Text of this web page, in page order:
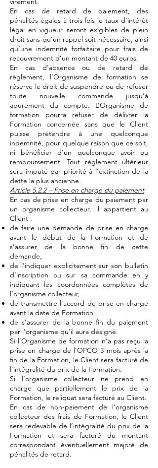
En cas de retard de paiement, des
pénalités égales à trois fois le taux d’intérêt
légal en vigueur seront exigibles de plein
droit sans qu’un rappel soit nécessaire, ainsi
qu’une indemnité forfaitaire pour frais de
recouvrement d’un montant de 40 euros.
En cas d’absence ou de retard de
règlement, l’Organisme de formation se
réserve le droit de suspendre ou de refuser
toute nouvelle commande jusqu’à
apurement du compte. L’Organisme de
formation pourra refuser de délivrer la
Formation concernée sans que le Client
puisse prétendre à une quelconque
indemnité, pour quelque raison que ce soit,
ni bénéficier d’un quelconque avoir ou
remboursement. Tout règlement ultérieur
sera imputé par priorité à l’extinction de la
dette la plus ancienne.
Article 5.2.2 – Prise en charge du paiement
En cas de prise en charge du paiement par
un organisme collecteur, il appartient au
Client :
de faire une demande de prise en charge
avant le début de la Formation et de
s’assurer de la bonne fin de cette
demande,
de l’indiquer explicitement sur son bulletin
d’inscription ou sur sa commande en y
indiquant les coordonnées complètes de
l’organisme collecteur,
de transmettre l’accord de prise en charge
avant la date de Formation,
de s’assurer de la bonne fin du paiement
par l’organisme qu’il aura désigné.
Si l’Organisme de formation n’a pas reçu la
prise en charge de l’OPCO 3 mois après la
fin de la Formation, le Client sera facturé de
l’intégralité du prix de la Formation.
Si l’organisme collecteur ne prend en
charge que partiellement le prix de la
Formation, le reliquat sera facturé au Client.
En cas de non-paiement de l’organisme
collecteur des frais de Formation, le Client
sera redevable de l’intégralité du prix de la
Formation et sera facturé du montant
correspondant éventuellement majoré de
pénalités de retard.